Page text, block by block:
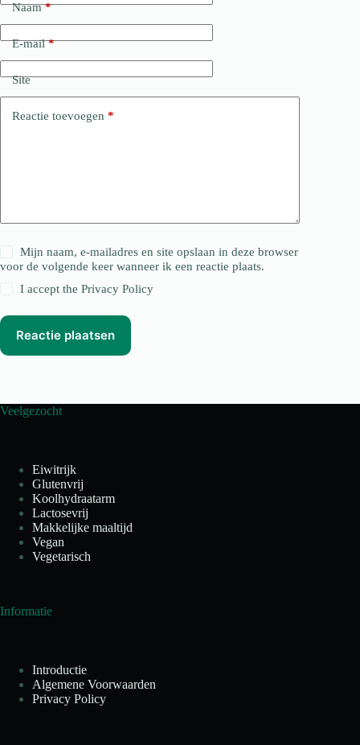
Naam*
E-mail*
Site
Reactie toevoegen *
Mijn naam, e-mailadres en site opslaan in deze browser
voor de volgende keer wanneer ik een reactie plaats.
I accept thePrivacy Policy
Reactie plaatsen
Veelgezocht
Eiwitrijk
Glutenvrij
Koolhydraatarm
Lactosevrij
Makkelijke maaltijd
Vegan
Vegetarisch
Informatie
Introductie
Algemene Voorwaarden
Privacy Policy